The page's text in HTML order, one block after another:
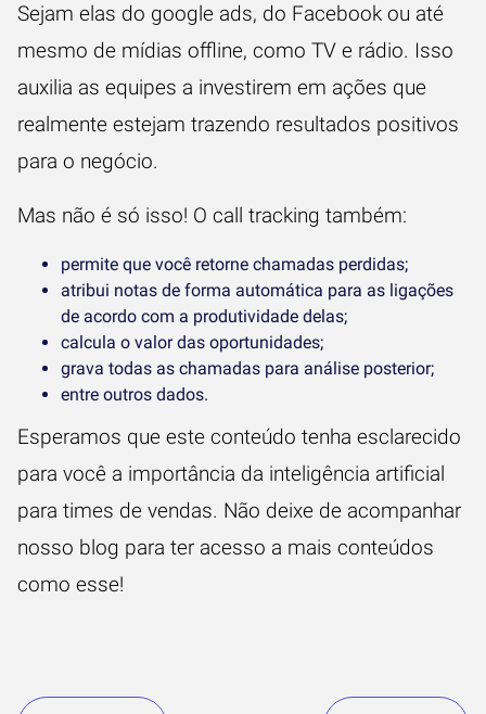
Sejam elas do google ads, do Facebook ou até
mesmo de mídias offline, como TV e rádio. Isso
auxilia as equipes a investirem em ações que
realmente estejam trazendo resultados positivos
para o negócio.
Mas não é só isso! O call tracking também:
permite que você retorne chamadas perdidas;
atribui notas de forma automática para as ligações
de acordo com a produtividade delas;
calcula o valor das oportunidades;
grava todas as chamadas para análise posterior;
entre outros dados.
Esperamos que este conteúdo tenha esclarecido
para você a importância da inteligência artificial
para times de vendas. Não deixe de acompanhar
nosso blog para ter acesso a mais conteúdos
como esse!